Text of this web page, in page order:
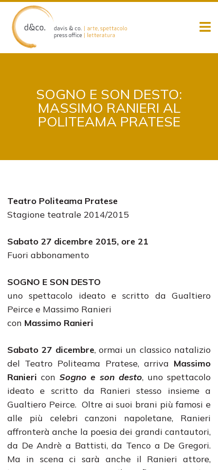
content
SOGNO E SON DESTO:
MASSIMO RANIERI AL
POLITEAMA PRATESE
Teatro Politeama Pratese
Stagione teatrale 2014/2015
Sabato 27 dicembre 2015, ore 21
Fuori abbonamento
SOGNO E SON DESTO
uno spettacolo ideato e scritto da Gualtiero
Peirce e Massimo Ranieri
con Massimo Ranieri
Sabato 27 dicembre, ormai un classico natalizio
del Teatro Politeama Pratese, arriva Massimo
Ranieri conSogno e son desto, uno spettacolo
ideato e scritto da Ranieri stesso insieme a
Gualtiero Peirce. Oltre ai suoi brani più famosi e
alle più celebri canzoni napoletane, Ranieri
affronterà anche la poesia dei grandi cantautori,
da De Andrè a Battisti, da Tenco a De Gregori.
Ma in scena ci sarà anche il Ranieri attore,